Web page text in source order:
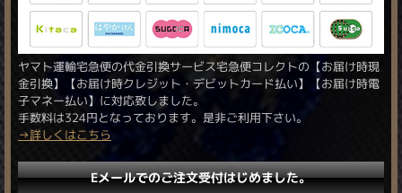
ヤマト運輸宅急便の代金引換サービス宅急便コレクトの【お届け時現
金引換】【お届け時クレジット・デビットカード払い】【お届け時電
子マネー払い】に対応致しました。
手数料は324円となっております。是非ご利用下さい。
→詳しくはこちら
Eメールでのご注文受付はじめました。